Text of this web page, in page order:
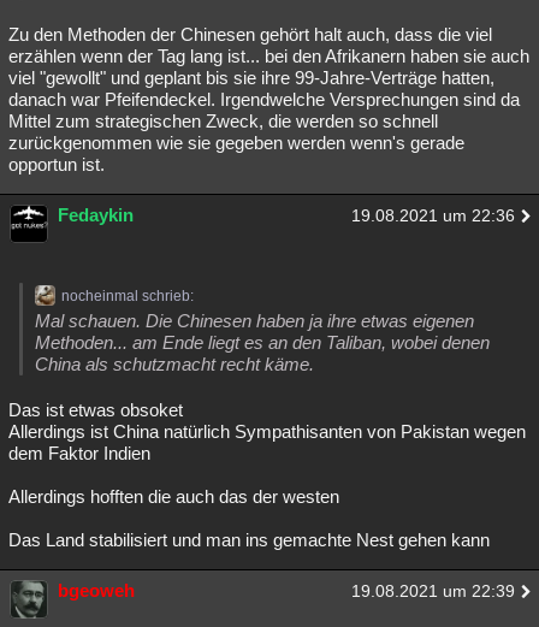
Zu den Methoden der Chinesen gehört halt auch, dass die viel
erzählen wenn der Tag lang ist... bei den Afrikanern haben sie auch
viel "gewollt" und geplant bis sie ihre 99-Jahre-Verträge hatten,
danach war Pfeifendeckel. Irgendwelche Versprechungen sind da
Mittel zum strategischen Zweck, die werden so schnell
zurückgenommen wie sie gegeben werden wenn's gerade
opportun ist.
Fedaykin 19.08.2021 um 22:36
nocheinmal schrieb:
Mal schauen. Die Chinesen haben ja ihre etwas eigenen
Methoden... am Ende liegt es an den Taliban, wobei denen
China als schutzmacht recht käme.
Das ist etwas obsoket
Allerdings ist China natürlich Sympathisanten von Pakistan wegen
dem Faktor Indien
Allerdings hofften die auch das der westen
Das Land stabilisiert und man ins gemachte Nest gehen kann
bgeoweh 19.08.2021 um 22:39